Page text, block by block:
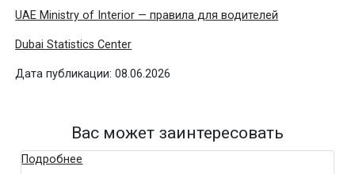
UAE Ministry of Interior — правила для водителей
Dubai Statistics Center
Дата публикации: 08.06.2026
Вас может заинтересовать
Подробнее